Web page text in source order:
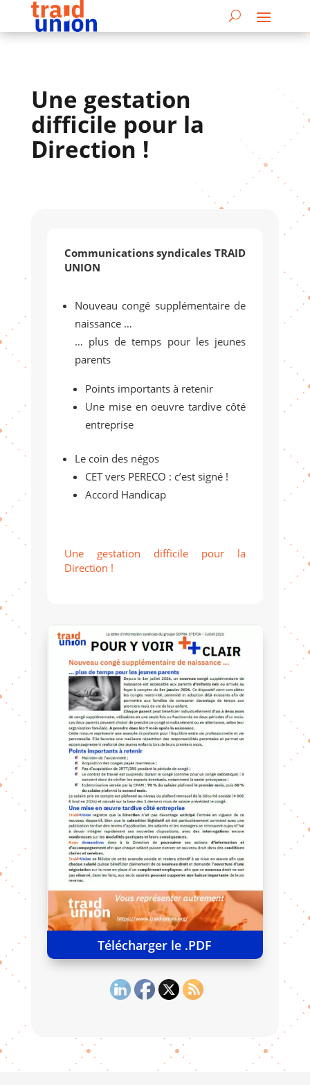
Une gestation
difficile pour la
Direction !
Communications syndicales TRAID
UNION
Nouveau congé supplémentaire de
naissance …
… plus de temps pour les jeunes
parents
Points importants à retenir
Une mise en oeuvre tardive côté
entreprise
Le coin des négos
CET vers PERECO : c’est signé !
Accord Handicap
Une gestation difficile pour la
Direction !
Télécharger le .PDF